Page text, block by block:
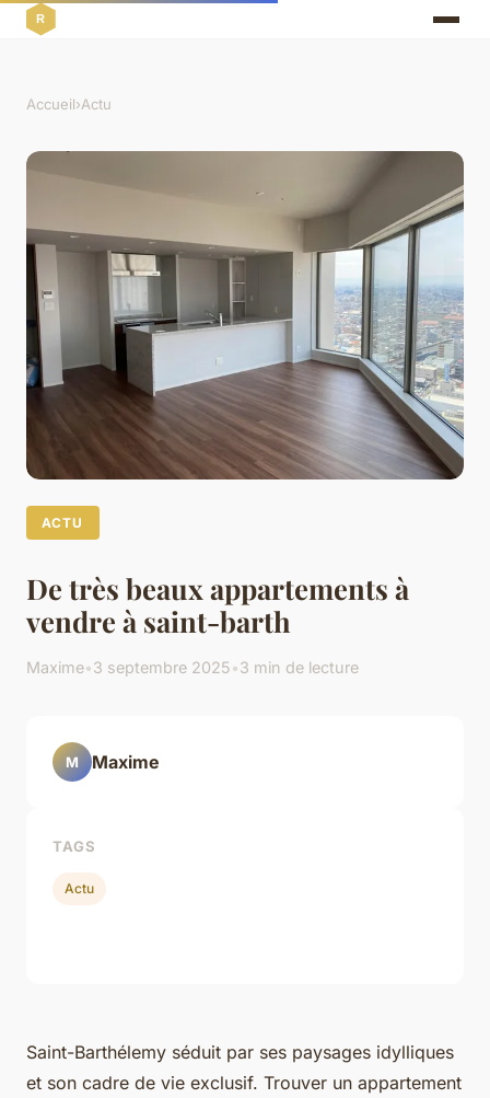
Accueil›Actu
ACTU
De très beaux appartements à
vendre à saint-barth
Maxime•3 septembre 2025•3 min de lecture
Saint-Barthélemy séduit par ses paysages idylliques
et son cadre de vie exclusif. Trouver un appartement
M Maxime
TAGS
Actu